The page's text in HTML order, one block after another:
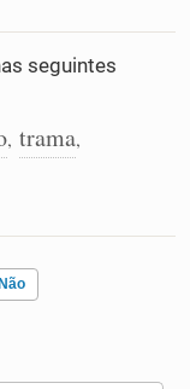
seguintes
, trama,